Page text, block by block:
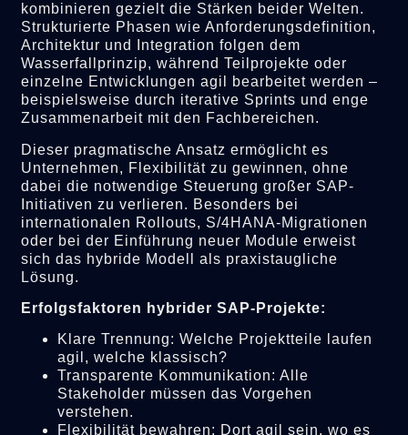
kombinieren gezielt die Stärken beider Welten.
Strukturierte Phasen wie Anforderungsdefinition,
Architektur und Integration folgen dem
Wasserfallprinzip, während Teilprojekte oder
einzelne Entwicklungen agil bearbeitet werden –
beispielsweise durch iterative Sprints und enge
Zusammenarbeit mit den Fachbereichen.
Dieser pragmatische Ansatz ermöglicht es
Unternehmen, Flexibilität zu gewinnen, ohne
dabei die notwendige Steuerung großer SAP-
Initiativen zu verlieren. Besonders bei
internationalen Rollouts, S/4HANA-Migrationen
oder bei der Einführung neuer Module erweist
sich das hybride Modell als praxistaugliche
Lösung.
Erfolgsfaktoren hybrider SAP-Projekte:
Klare Trennung: Welche Projektteile laufen
agil, welche klassisch?
Transparente Kommunikation: Alle
Stakeholder müssen das Vorgehen
verstehen.
Flexibilität bewahren: Dort agil sein, wo es